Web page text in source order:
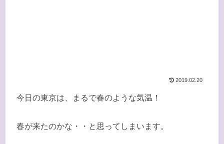
2019.02.20
今日の東京は、まるで春のような気温！
春が来たのかな・・と思ってしまいます。